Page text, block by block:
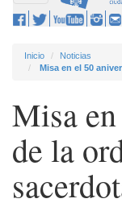
navigation
Inicio
Noticias
Misa en el 50
Misa
de la